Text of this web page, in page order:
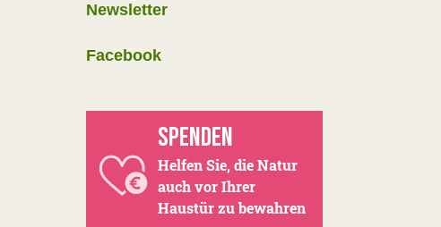
Newsletter
Facebook
SPENDEN
Helfen Sie, die Natur
auch vor Ihrer
Haustür zu bewahren